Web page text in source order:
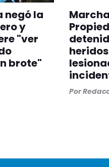
negó la
y
"ver
brote"
Por